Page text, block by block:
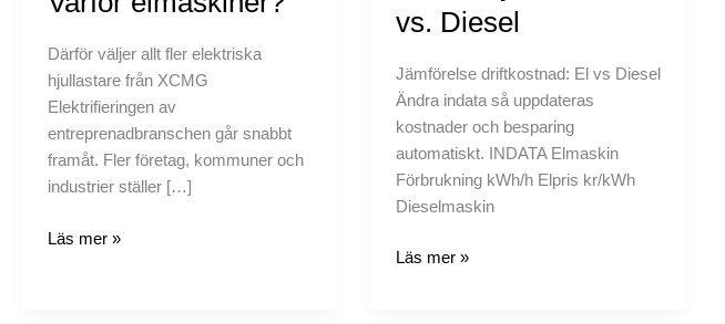
Därför väljer allt fler elektriska
hjullastare från XCMG
Elektrifieringen av
entreprenadbranschen går snabbt
framåt. Fler företag, kommuner och
industrier ställer […]
Läs mer »
vs. Diesel
Jämförelse driftkostnad: El vs Diesel
Ändra indata så uppdateras
kostnader och besparing
automatiskt. INDATA Elmaskin
Förbrukning kWh/h Elpris kr/kWh
Dieselmaskin
Läs mer »